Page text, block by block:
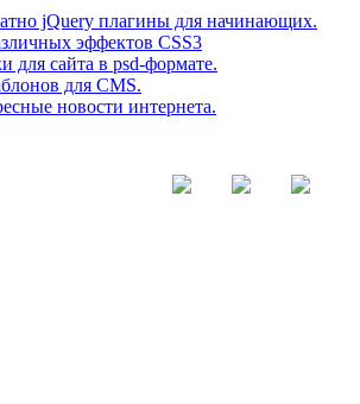
jQuery плагины для начинающих.
эффектов CSS3
для сайта в psd-формате.
для CMS.
новости интернета.
- все для вашего сайта |